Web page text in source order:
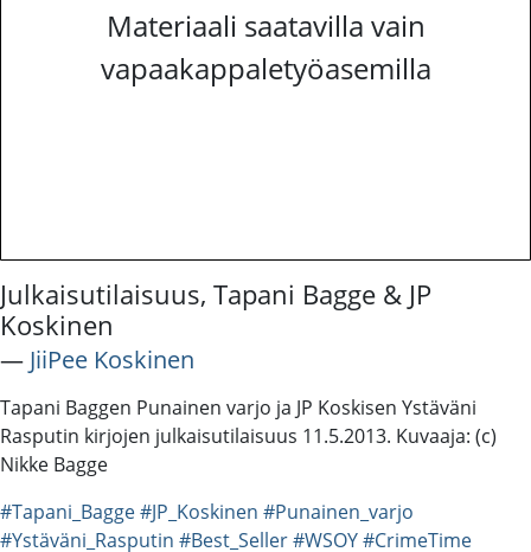
Materiaali saatavilla vain
vapaakappaletyöasemilla
Julkaisutilaisuus, Tapani Bagge & JP
Koskinen
― JiiPee Koskinen
Tapani Baggen Punainen varjo ja JP Koskisen Ystäväni
Rasputin kirjojen julkaisutilaisuus 11.5.2013. Kuvaaja: (c)
Nikke Bagge
#Tapani_Bagge#JP_Koskinen #Punainen_varjo
#Ystäväni_Rasputin #Best_Seller#WSOY#CrimeTime